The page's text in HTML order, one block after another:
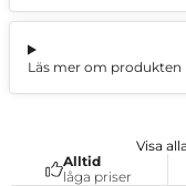
Läs mer om produkten
Visa
Alltid
låga priser